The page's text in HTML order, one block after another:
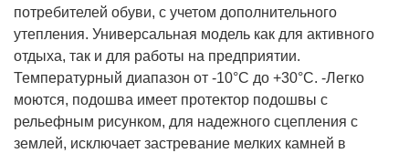
потребителей обуви, с учетом дополнительного
утепления. Универсальная модель как для активного
отдыха, так и для работы на предприятии.
Температурный диапазон от -10°С до +30°С. -Легко
моются, подошва имеет протектор подошвы с
рельефным рисунком, для надежного сцепления с
землей, исключает застревание мелких камней в